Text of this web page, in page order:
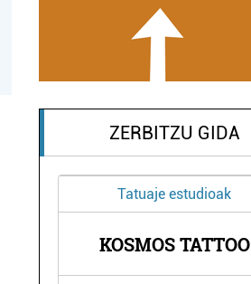
ZERBITZU GIDA
Tatuaje estudioak
KOSMOS TATTOO